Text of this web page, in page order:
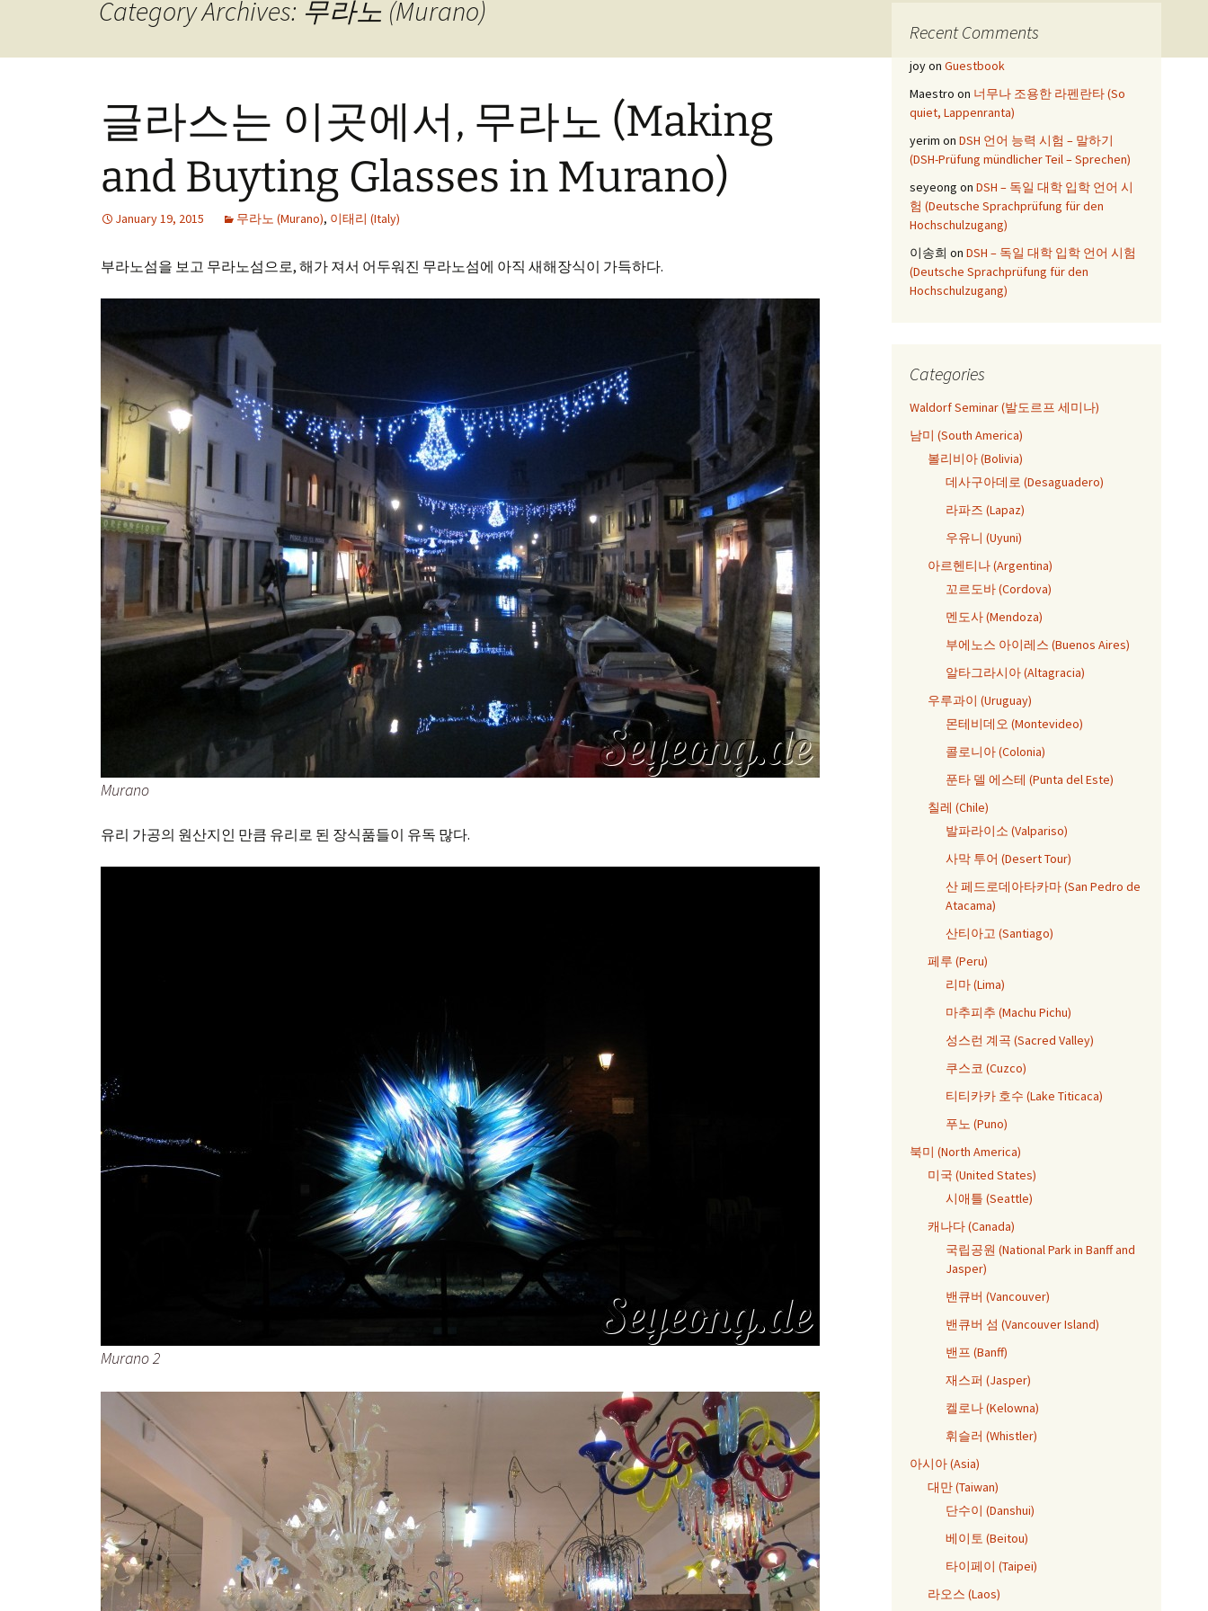
Category Archives: 무라노 (Murano)
글라스는 이곳에서, 무라노 (Making
and Buyting Glasses in Murano)
January 19, 2015 무라노 (Murano), 이태리 (Italy)
부라노섬을 보고 무라노섬으로, 해가 져서 어두워진 무라노섬에 아직 새해장식이 가득하다.
Murano
유리 가공의 원산지인 만큼 유리로 된 장식품들이 유독 많다.
Murano 2
Recent Comments
joyon Guestbook
Maestro on 너무나 조용한 라펜란타 (So
quiet, Lappenranta)
yerim on DSH 언어 능력 시험 – 말하기
(DSH-Prüfung mündlicher Teil – Sprechen)
seyeong on DSH – 독일 대학 입학 언어 시
험 (Deutsche Sprachprüfung für den
Hochschulzugang)
이송희 on DSH – 독일 대학 입학 언어 시험
(Deutsche Sprachprüfung für den
Hochschulzugang)
Categories
Waldorf Seminar (발도르프 세미나)
남미 (South America)
볼리비아 (Bolivia)
데사구아데로 (Desaguadero)
라파즈 (Lapaz)
우유니 (Uyuni)
아르헨티나 (Argentina)
꼬르도바 (Cordova)
멘도사 (Mendoza)
부에노스 아이레스 (Buenos Aires)
알타그라시아 (Altagracia)
우루과이 (Uruguay)
몬테비데오 (Montevideo)
콜로니아 (Colonia)
푼타 델 에스테 (Punta del Este)
칠레 (Chile)
발파라이소 (Valpariso)
사막 투어 (Desert Tour)
산 페드로데아타카마 (San Pedro de
Atacama)
산티아고 (Santiago)
페루 (Peru)
리마 (Lima)
마추피추 (Machu Pichu)
성스런 계곡 (Sacred Valley)
쿠스코 (Cuzco)
티티카카 호수 (Lake Titicaca)
푸노 (Puno)
북미 (North America)
미국 (United States)
시애틀 (Seattle)
캐나다 (Canada)
국립공원 (National Park in Banff and
Jasper)
밴큐버 (Vancouver)
밴큐버 섬 (Vancouver Island)
밴프 (Banff)
재스퍼 (Jasper)
켈로나 (Kelowna)
휘슬러 (Whistler)
아시아 (Asia)
대만 (Taiwan)
단수이 (Danshui)
베이토 (Beitou)
타이페이 (Taipei)
라오스 (Laos)